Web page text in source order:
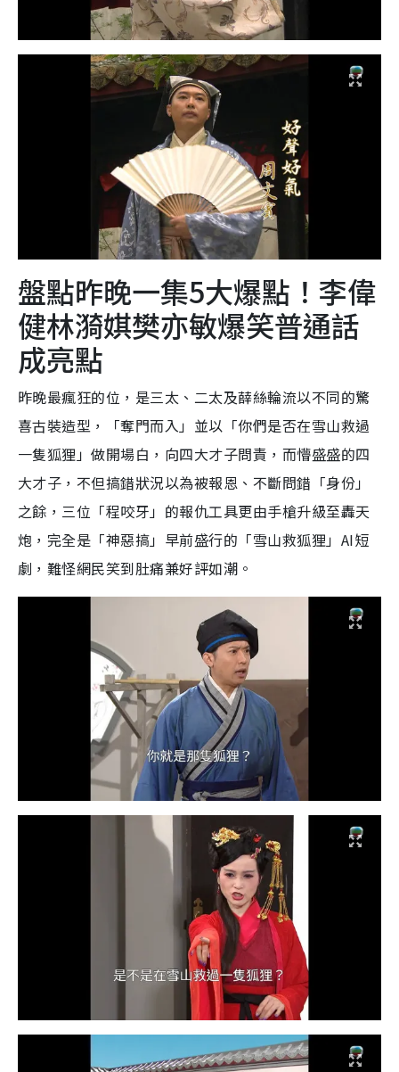
盤點昨晚一集5大爆點！李偉
健林漪娸樊亦敏爆笑普通話
成亮點
昨晚最瘋狂的位，是三太、二太及薛絲輪流以不同的驚
喜古裝造型，「奪門而入」並以「你們是否在雪山救過
一隻狐狸」做開場白，向四大才子問責，而懵盛盛的四
大才子，不但搞錯狀況以為被報恩、不斷問錯「身份」
之餘，三位「程咬牙」的報仇工具更由手槍升級至轟天
炮，完全是「神惡搞」早前盛行的「雪山救狐狸」AI短
劇，難怪網民笑到肚痛兼好評如潮。